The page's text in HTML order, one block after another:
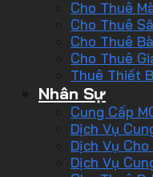
Cho Thuê
Cho Thuê
Cho Thuê
Cho Thuê
Thuê Thiết
Nhân Sự
Cung Cấp
Dịch Vụ
Dịch Vụ
Dịch Vụ